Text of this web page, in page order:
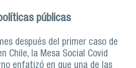
públicas
después del primer caso de
Chile, la Mesa Social Covid
enfatizó en que una de las